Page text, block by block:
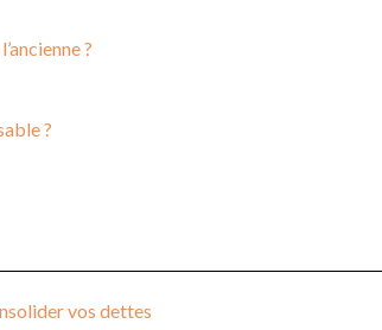
?
?
vos dettes